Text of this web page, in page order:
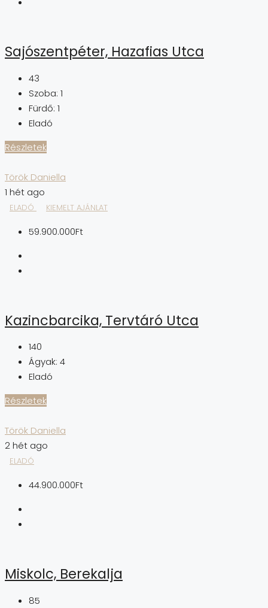
Sajószentpéter, Hazafias Utca
43
Szoba: 1
Fürdő: 1
Eladó
Részletek
Török Daniella
1 hét ago
ELADÓ KIEMELT AJÁNLAT
59.900.000Ft
Kazincbarcika, Tervtáró Utca
140
Ágyak: 4
Eladó
Részletek
Török Daniella
2 hét ago
ELADÓ
44.900.000Ft
Miskolc, Berekalja
85